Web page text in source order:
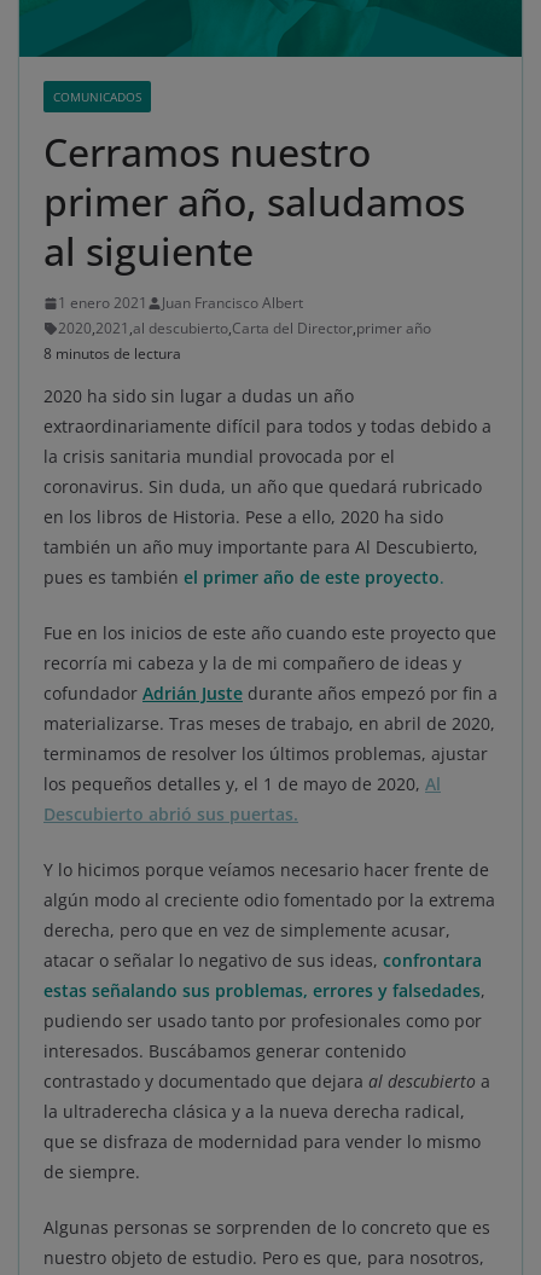
COMUNICADOS
Cerramos nuestro
primer año, saludamos
al siguiente
1 enero 2021
Juan Francisco Albert
2020,2021 ,al descubierto,Carta del Director,primer año
8 minutos de lectura
2020 ha sido sin lugar a dudas un año
extraordinariamente difícil para todos y todas debido a
la crisis sanitaria mundial provocada por el
coronavirus. Sin duda, un año que quedará rubricado
en los libros de Historia. Pese a ello, 2020 ha sido
también un año muy importante para Al Descubierto,
pues es también el primer año de este proyecto.
Fue en los inicios de este año cuando este proyecto que
recorría mi cabeza y la de mi compañero de ideas y
cofundador Adrián Juste durante años empezó por fin a
materializarse. Tras meses de trabajo, en abril de 2020,
terminamos de resolver los últimos problemas, ajustar
los pequeños detalles y, el 1 de mayo de 2020, Al
Descubierto abrió sus puertas.
Y lo hicimos porque veíamos necesario hacer frente de
algún modo al creciente odio fomentado por la extrema
derecha, pero que en vez de simplemente acusar,
atacar o señalar lo negativo de sus ideas, confrontara
estas señalando sus problemas, errores y falsedades,
pudiendo ser usado tanto por profesionales como por
interesados. Buscábamos generar contenido
contrastado y documentado que dejara al descubierto a
la ultraderecha clásica y a la nueva derecha radical,
que se disfraza de modernidad para vender lo mismo
de siempre.
Algunas personas se sorprenden de lo concreto que es
nuestro objeto de estudio. Pero es que, para nosotros,